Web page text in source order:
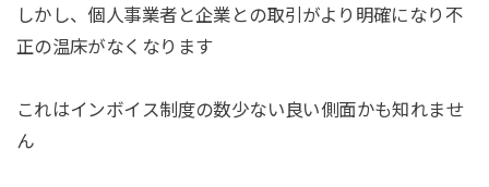
しかし、個人事業者と企業との取引がより明確になり不
正の温床がなくなります
これはインボイス制度の数少ない良い側面かも知れませ
ん